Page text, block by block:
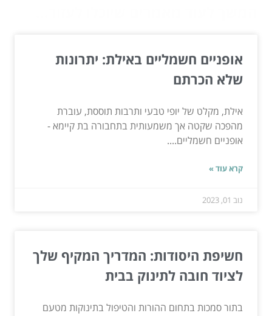
אופניים חשמליים באילת: יתרונות
שלא הכרתם
אילת, מקלט של יופי טבעי ותרבות תוססת, עוברת
מהפכה שקטה אך משמעותית בתחבורה בת קיימא -
אופניים חשמליים....
קרא עוד »
נוב 01, 2023
חשיפת היסודות: המדריך המקיף שלך
לציוד חובה לתינוק בבית
בתור סמכות בתחום ההורות והטיפול בתינוקות מטעם